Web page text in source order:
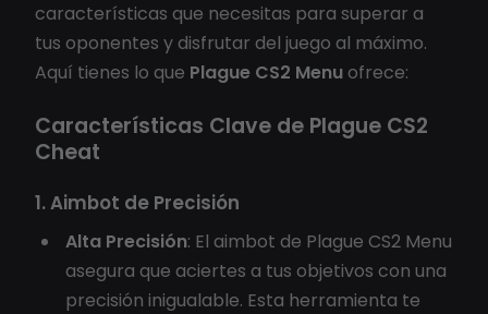
características que necesitas para superar a
tus oponentes y disfrutar del juego al máximo.
Aquí tienes lo que Plague CS2 Menuofrece:
Características Clave de Plague CS2
Cheat
1. Aimbot de Precisión
Alta Precisión: El aimbot de Plague CS2 Menu
asegura que aciertes a tus objetivos con una
precisión inigualable. Esta herramienta te